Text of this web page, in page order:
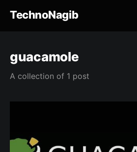
TechnoNagib
guacamole
A collection of 1 post